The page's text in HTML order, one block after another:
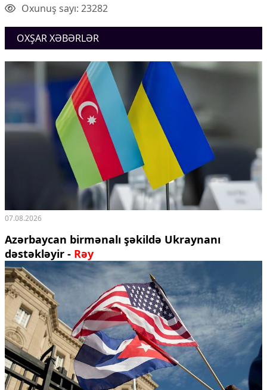
Oxunuş sayı: 23282
OXŞAR XƏBƏRLƏR
07.08.2026
Azərbaycan birmənalı şəkildə Ukraynanı
dəstəkləyir - Rəy